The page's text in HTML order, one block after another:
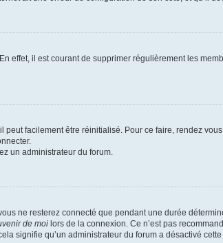
effet, il est courant de supprimer régulièrement les
facilement être réinitialisé. Pour ce faire, rendez
un administrateur du forum.
ne resterez connecté que pendant une durée
de moi lors de la connexion. Ce n’est pas
signifie qu’un administrateur du forum a désactivé cette